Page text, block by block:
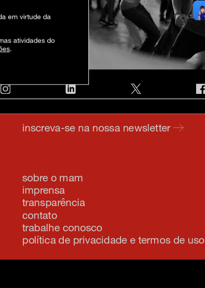
inscreva-se na nossa newsletter
sobre o mam
imprensa
transparência
contato
trabalhe conosco
política de privacidade e termos de uso
em virtude da
atividades do
.